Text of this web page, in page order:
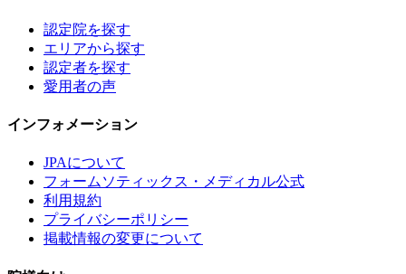
認定院を探す
エリアから探す
認定者を探す
愛用者の声
インフォメーション
JPAについて
フォームソティックス・メディカル公式
利用規約
プライバシーポリシー
掲載情報の変更について